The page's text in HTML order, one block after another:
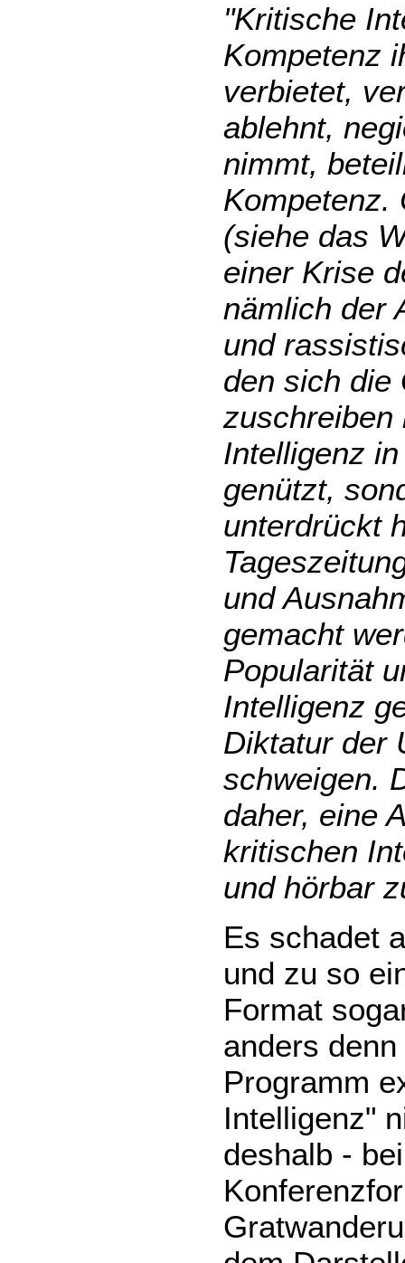
"Kritische
Kompetenz
verbietet,
ablehnt,
nimmt,
Kompetenz.
(siehe das
einer Krise
nämlich der
und
den sich die
zuschreiben
Intelligenz
genützt,
unterdrückt
und
gemacht
Popularität
Intelligenz
Diktatur der
schweigen.
daher, eine
kritischen
und hörbar
Es schadet
und zu so
Format
anders
Programm
Intelligenz"
deshalb -